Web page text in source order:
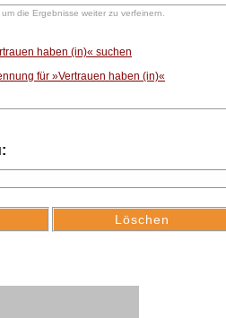
die Ergebnisse weiter zu verfeinern.
haben (in)« suchen
für »Vertrauen haben (in)«